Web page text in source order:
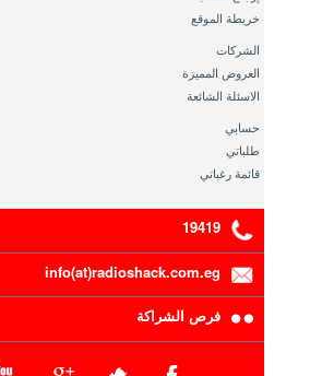
خريطة الموقع
الشركات
العروض المميزة
الاسئلة الشائعة
حسابي
طلباتي
قائمة رغباتي
19419
info(at)radioshack.com.eg
فرص الشراكة